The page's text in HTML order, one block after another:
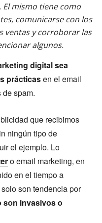
mismo tiene como
comunicarse con los
ventas y corroborar las
algunos.
digital sea
prácticasen el email
spam.
que recibimos
ningún tipo de
el ejemplo. Lo
o email marketing, en
en el tiempo a
son tendencia por
son invasivos o